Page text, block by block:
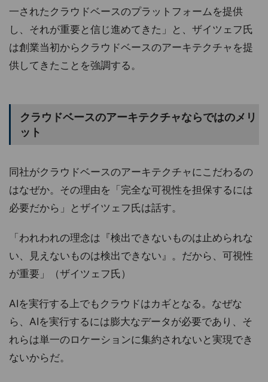
一されたクラウドベースのプラットフォームを提供
し、それが重要と信じ進めてきた」と、ザイツェフ氏
は創業当初からクラウドベースのアーキテクチャを提
供してきたことを強調する。
クラウドベースのアーキテクチャならではのメリ
ット
同社がクラウドベースのアーキテクチャにこだわるの
はなぜか。その理由を「完全な可視性を担保するには
必要だから」とザイツェフ氏は話す。
「われわれの理念は『検出できないものは止められな
い、見えないものは検出できない』。だから、可視性
が重要」（ザイツェフ氏）
AIを実行する上でもクラウドはカギとなる。なぜな
ら、AIを実行するには膨大なデータが必要であり、そ
れらは単一のロケーションに集約されないと実現でき
ないからだ。